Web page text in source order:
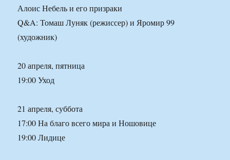
Алоис Небель и его призраки
Q&A: Томаш Луняк (режиссер) и Яромир 99
(художник)
20 апреля, пятница
19:00 Уход
21 апреля, суббота
17:00 На благо всего мира и Ношовице
19:00 Лидице